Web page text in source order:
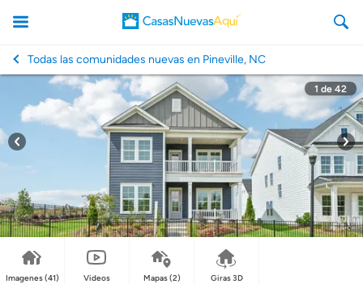
CasasNuevasAqui
Todas las comunidades nuevas en Pineville, NC
1 de 42
Imagenes(41) Videos Mapas(2) Giras 3D